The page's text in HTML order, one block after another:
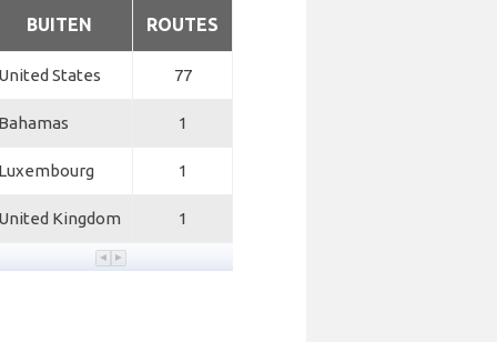
BUITEN ROUTES
States 77
1
1
Kingdom 1